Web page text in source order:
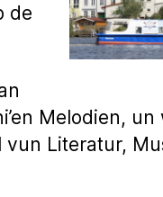
de
Melodien,
Literatur,